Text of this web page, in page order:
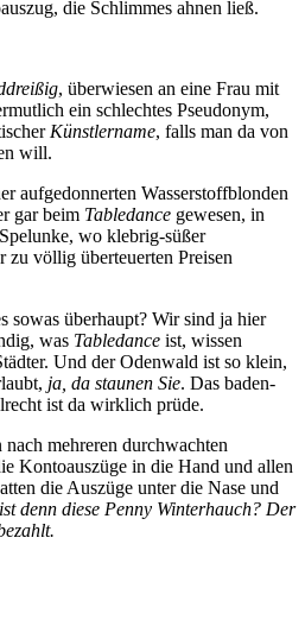
die Schlimmes ahnen ließ.
, überwiesen an eine Frau mit
ein schlechtes Pseudonym,
Künstlername, falls man da von
will.
aufgedonnerten Wasserstoffblonden
gar beim Tabledance gewesen, in
wo klebrig-süßer
zu völlig überteuerten Preisen
sowas überhaupt? Wir sind ja hier
was Tabledance ist, wissen
Und der Odenwald ist so klein,
ja, da staunen Sie. Das baden-
ist da wirklich prüde.
mehreren durchwachten
Kontoauszüge in die Hand und allen
die Auszüge unter die Nase und
denn diese Penny Winterhauch? Der